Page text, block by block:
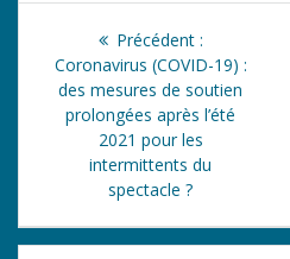
Navigation
de
l’article
Précédent :Article
précédent
:
Coronavirus (COVID-19) :
des mesures de soutien
prolongées après l’été
2021 pour les
intermittents du
spectacle ?